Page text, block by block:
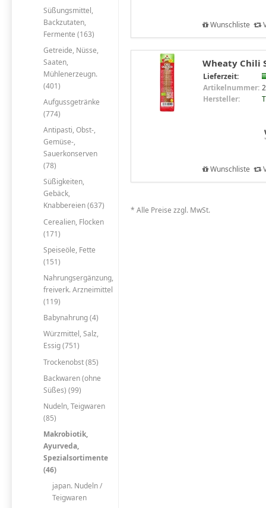
Süßungsmittel,
Backzutaten,
Fermente (163)
Getreide, Nüsse,
Saaten,
Mühlenerzeugn.
(401)
Aufgussgetränke
(774)
Antipasti, Obst-,
Gemüse-,
Sauerkonserven
(78)
Süßigkeiten,
Gebäck,
Knabbereien (637)
Cerealien, Flocken
(171)
Speiseöle, Fette
(151)
Nahrungsergänzung,
freiverk. Arzneimittel
(119)
Babynahrung (4)
Würzmittel, Salz,
Essig (751)
Trockenobst (85)
Backwaren (ohne
Süßes) (99)
Nudeln, Teigwaren
(85)
Makrobiotik,
Ayurveda,
Spezialsortimente
(46)
japan. Nudeln /
Teigwaren
Wunschliste
Wheaty Chili
Lieferzeit:
Artikelnummer:
Hersteller:
Wunschliste
* Alle Preise zzgl. MwSt.